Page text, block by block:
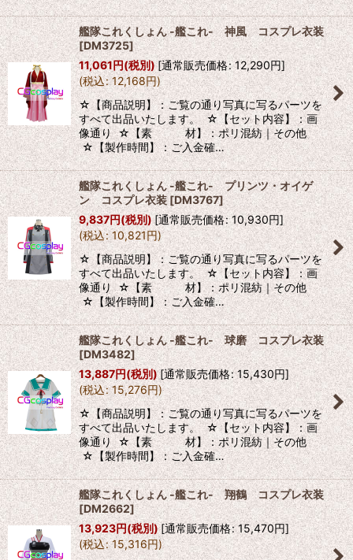
艦隊これくしょん -艦これ- 神風 コスプレ衣装
[DM3725]
11,061円(税別) [通常販売価格: 12,290円]
(税込: 12,168円)
☆【商品説明】：ご覧の通り写真に写るパーツを
すべて出品いたします。 ☆【セット内容】：画
像通り ☆【素 材】：ポリ混紡｜その他
☆【製作時間】：ご入金確…
艦隊これくしょん -艦これ- プリンツ・オイゲ
ン コスプレ衣装[DM3767]
9,837円(税別)[通常販売価格: 10,930円]
(税込: 10,821円)
☆【商品説明】：ご覧の通り写真に写るパーツを
すべて出品いたします。 ☆【セット内容】：画
像通り ☆【素 材】：ポリ混紡｜その他
☆【製作時間】：ご入金確…
艦隊これくしょん -艦これ- 球磨 コスプレ衣装
[DM3482]
13,887円(税別)[通常販売価格: 15,430円]
(税込: 15,276円)
☆【商品説明】：ご覧の通り写真に写るパーツを
すべて出品いたします。 ☆【セット内容】：画
像通り ☆【素 材】：ポリ混紡｜その他
☆【製作時間】：ご入金確…
艦隊これくしょん -艦これ- 翔鶴 コスプレ衣装
[DM2662]
13,923円(税別) [通常販売価格: 15,470円]
(税込: 15,316円)